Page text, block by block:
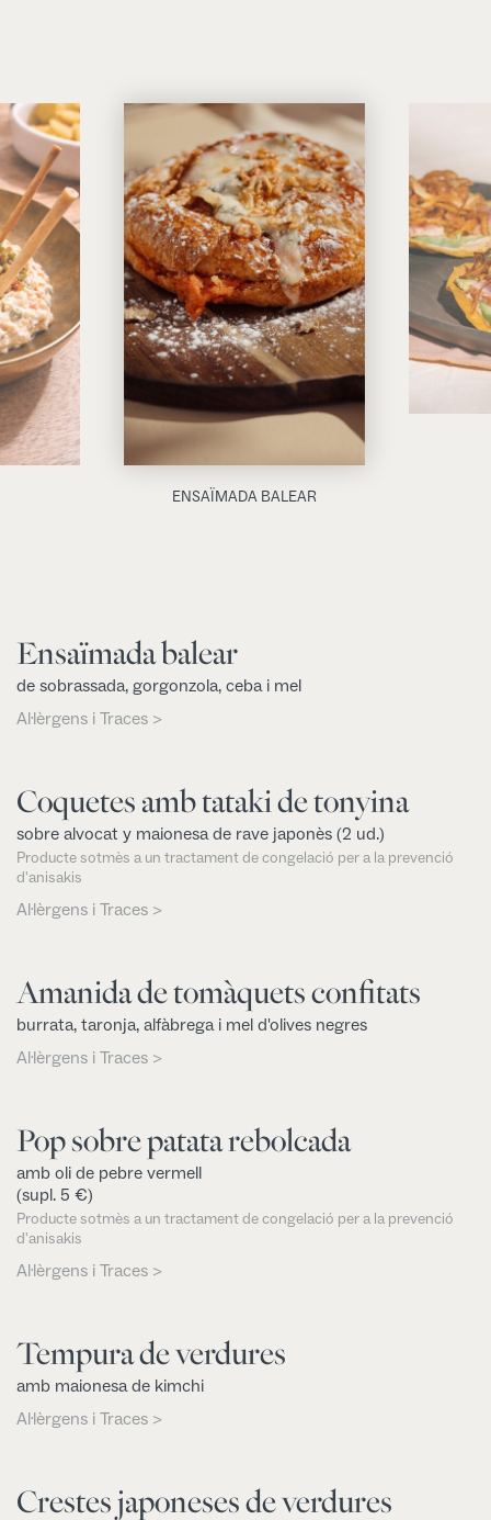
ENSAÏMADA BALEAR
Ensaïmada balear
de sobrassada, gorgonzola, ceba i mel
Al·lèrgens i Traces >
Coquetes amb tataki de tonyina
sobre alvocat y maionesa de rave japonès (2 ud.)
Producte sotmès a un tractament de congelació per a la prevenció
d'anisakis
Al·lèrgens i Traces >
Amanida de tomàquets confitats
burrata, taronja, alfàbrega i mel d'olives negres
Al·lèrgens i Traces >
Pop sobre patata rebolcada
amb oli de pebre vermell
(supl. 5 €)
Producte sotmès a un tractament de congelació per a la prevenció
d'anisakis
Al·lèrgens i Traces >
Tempura de verdures
amb maionesa de kimchi
Al·lèrgens i Traces >
Crestes japoneses de verdures